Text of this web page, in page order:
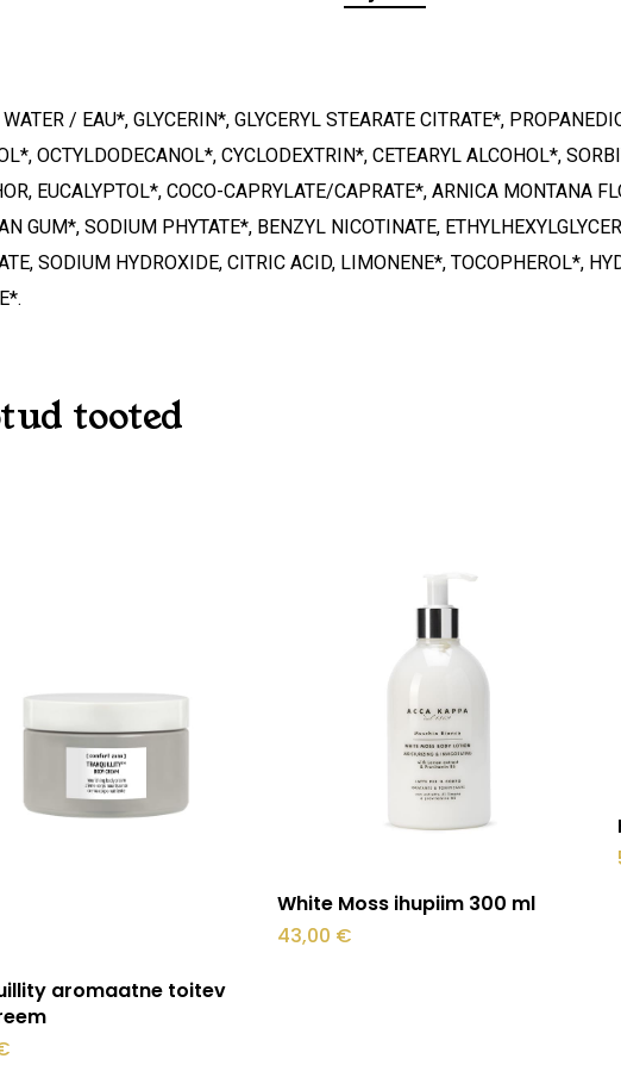
/ EAU*, GLYCERIN*, GLYCERYL STEARATE CITRATE*,
OCTYLDODECANOL*, CYCLODEXTRIN*, CETEARYL ALCOHOL*,
EUCALYPTOL*, COCO-CAPRYLATE/CAPRATE*, ARNICA MONTANA
GUM*, SODIUM PHYTATE*, BENZYL NICOTINATE,
SODIUM HYDROXIDE, CITRIC ACID, LIMONENE*, TOCOPHEROL*,
tooted
Vali
aromaatne toitev
Loe edasi
White Moss ihupiim 300 ml
43,00 €